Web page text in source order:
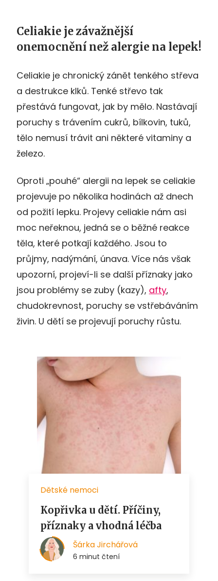
Celiakie je závažnější
onemocnění než alergie na lepek!
Celiakie je chronický zánět tenkého střeva
a destrukce klků. Tenké střevo tak
přestává fungovat, jak by mělo. Nastávají
poruchy s trávením cukrů, bílkovin, tuků,
tělo nemusí trávit ani některé vitaminy a
železo.
Oproti „pouhé“ alergii na lepek se celiakie
projevuje po několika hodinách až dnech
od požití lepku. Projevy celiakie nám asi
moc neřeknou, jedná se o běžné reakce
těla, které potkají každého. Jsou to
průjmy, nadýmání, únava. Více nás však
upozorní, projeví-li se další příznaky jako
jsou problémy se zuby (kazy), afty,
chudokrevnost, poruchy se vstřebáváním
živin. U dětí se projevují poruchy růstu.